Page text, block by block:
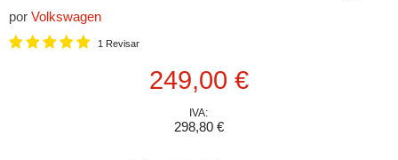
por Volkswagen
1 Revisar
Precio actual
249,00 €
IVA:
298,80 €